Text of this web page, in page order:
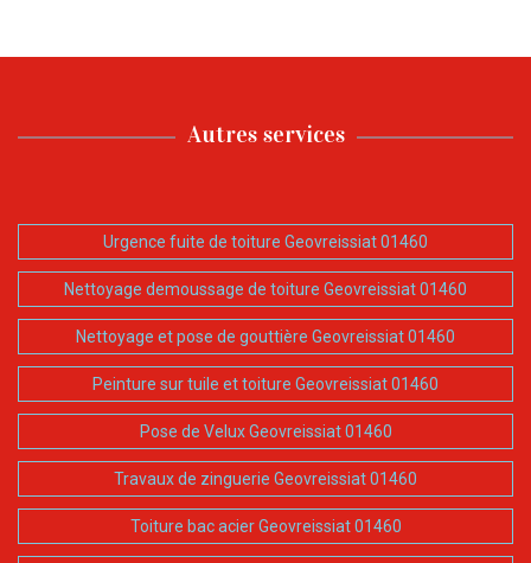
Autres services
Urgence fuite de toiture Geovreissiat 01460
Nettoyage demoussage de toiture Geovreissiat 01460
Nettoyage et pose de gouttière Geovreissiat 01460
Peinture sur tuile et toiture Geovreissiat 01460
Pose de Velux Geovreissiat 01460
Travaux de zinguerie Geovreissiat 01460
Toiture bac acier Geovreissiat 01460